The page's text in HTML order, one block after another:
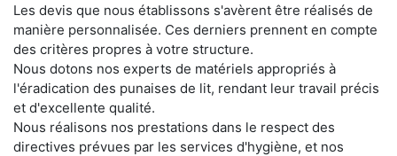
Les devis que nous établissons s'avèrent être réalisés de
manière personnalisée. Ces derniers prennent en compte
des critères propres à votre structure.
Nous dotons nos experts de matériels appropriés à
l'éradication des punaises de lit, rendant leur travail précis
et d'excellente qualité.
Nous réalisons nos prestations dans le respect des
directives prévues par les services d'hygiène, et nos